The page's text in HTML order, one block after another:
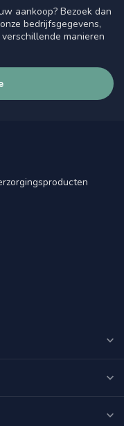
aankoop? Bezoek dan
bedrijfsgegevens,
manieren